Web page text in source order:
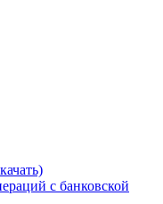
с банковской